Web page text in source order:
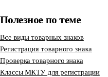
Полезное по теме
Все виды товарных знаков
Регистрация товарного знака
Проверка товарного знака
Классы МКТУ для регистрации